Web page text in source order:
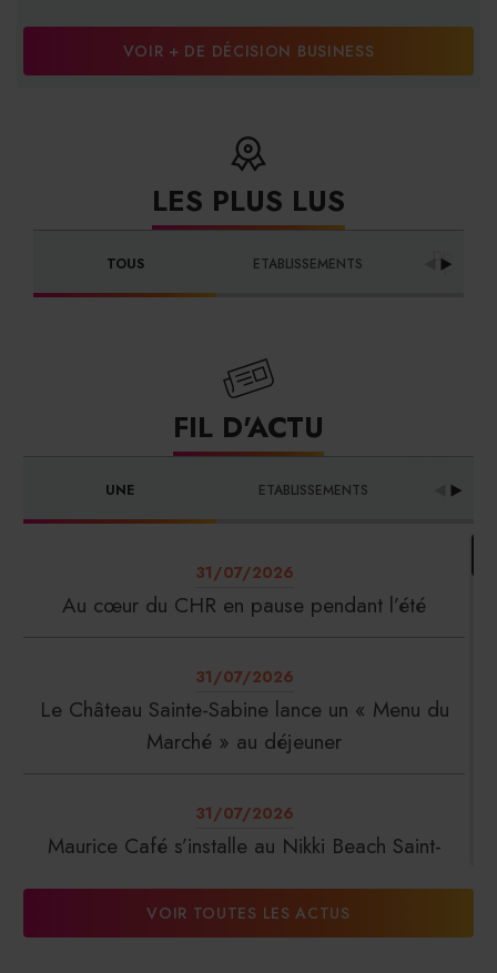
VOIR + DE DÉCISION BUSINESS
LES PLUS LUS
TOUS ETABLISSEMENTS
FIL D'ACTU
UNE ETABLISSEMENTS
31/07/2026
Au cœur du CHR en pause pendant l’été
31/07/2026
Le Château Sainte-Sabine lance un « Menu du
Marché » au déjeuner
31/07/2026
Maurice Café s’installe au Nikki Beach Saint-
VOIR TOUTES LES ACTUS